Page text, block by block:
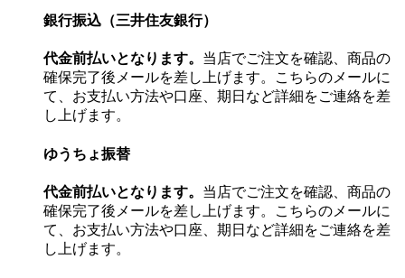
銀行振込（三井住友銀行）
代金前払いとなります。 当店でご注文を確認、商品の
確保完了後メールを差し上げます。こちらのメールに
て、お支払い方法や口座、期日など詳細をご連絡を差
し上げます。
ゆうちょ振替
代金前払いとなります。 当店でご注文を確認、商品の
確保完了後メールを差し上げます。こちらのメールに
て、お支払い方法や口座、期日など詳細をご連絡を差
し上げます。